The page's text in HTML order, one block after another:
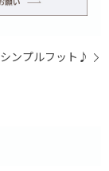
シンプルフット♪